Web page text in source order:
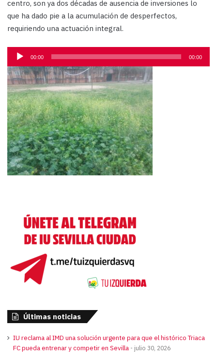
centro, son ya dos décadas de ausencia de inversiones lo
que ha dado pie a la acumulación de desperfectos,
requiriendo una actuación integral.
Reproductor
de
audio
00:00 00:00
Últimas noticias
IU reclama al IMD una solución urgente para que el histórico Triaca
FC pueda entrenar y competir en Sevilla
julio 30, 2026